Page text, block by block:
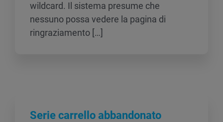
wildcard. Il sistema presume che
nessuno possa vedere la pagina di
ringraziamento […]
Serie carrello abbandonato